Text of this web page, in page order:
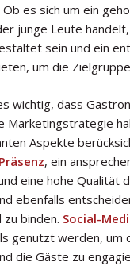
es sich um ein
junge Leute
sein und ein
um die
wichtig, dass
Marketingstrategie
Aspekte
, ein
eine hohe Qualität
ebenfalls
zu binden. Social-
genutzt werden, um
die Gäste zu